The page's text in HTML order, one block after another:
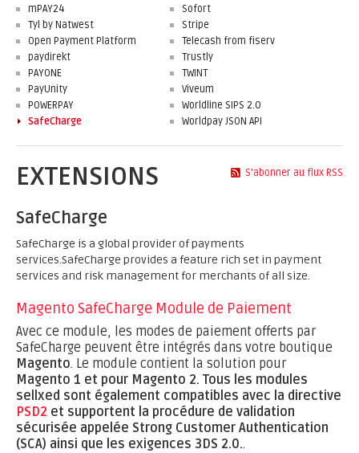
mPAY24
Tyl by Natwest
Open Payment Platform
paydirekt
PAYONE
PayUnity
POWERPAY
SafeCharge
Sofort
Stripe
Telecash from fiserv
Trustly
TWINT
Viveum
Worldline SIPS 2.0
Worldpay JSON API
S'abonner au flux RSS
EXTENSIONS
SafeCharge
SafeCharge is a global provider of payments
services.SafeCharge provides a feature rich set in payment
services and risk management for merchants of all size.
Magento SafeCharge Module de Paiement
Avec ce module, les modes de paiement offerts par
SafeCharge peuvent être intégrés dans votre boutique
Magento. Le module contient la solution pour
Magento 1 et pour Magento 2. Tous les modules
sellxed sont également compatibles avec la directive
PSD2 et supportent la procédure de validation
sécurisée appelée Strong Customer Authentication
(SCA) ainsi que les exigences 3DS 2.0..